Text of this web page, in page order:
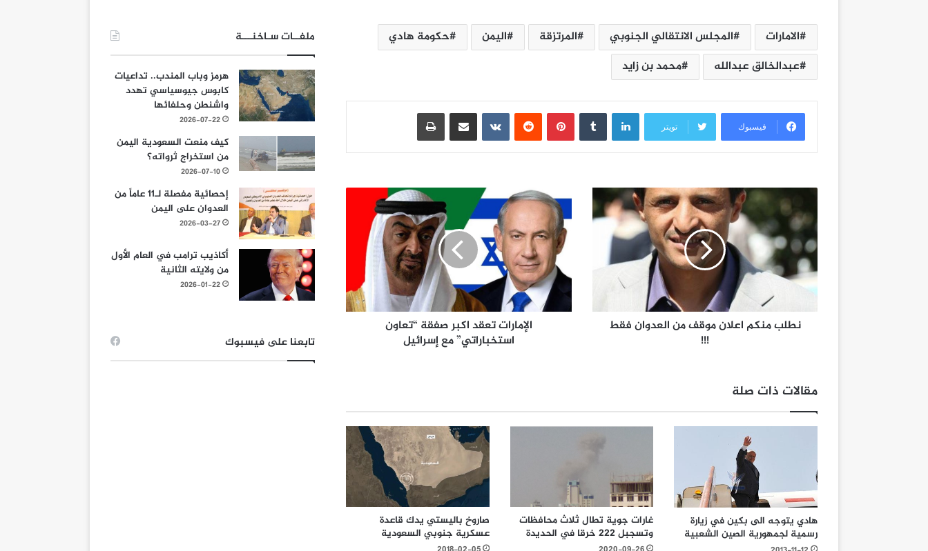
الامارات المجلس الانتقالي الجنوبي المرتزقة اليمن
حكومة هادي
عبدالخالق عبدالله
محمد بن زايد
فيسبوك تويتر
لينكدإن بينتيريست مشاركة عبر البريد طباعة
نطلب منكم اعلان موقف من العدوان فقط
!!!
الإمارات تعقد اكبر صفقة “تعاون
استخباراتي” مع إسرائيل
مقالات ذات صلة
هادي يتوجه الى بكين في زيارة
رسمية لجمهورية الصين الشعبية
غارات جوية تطال ثلاث محافظات
وتسجبل 222 خرقا في الحديدة
صاروخ باليستي يدك قاعدة
عسكرية جنوبي السعودية
ملفــات سـاخنـــة
هرمز وباب المندب.. تداعيات
كابوس جيوسياسي تهدد
واشنطن وحلفائها
2026-07-22
كيف منعت السعودية اليمن
من استخراج ثرواته؟
2026-07-10
إحصائية مفصلة لـ11 عاماً من
العدوان على اليمن
2026-03-27
أكاذيب ترامب في العام الأول
من ولايته الثانية
2026-01-22
تابعنا على فيسبوك